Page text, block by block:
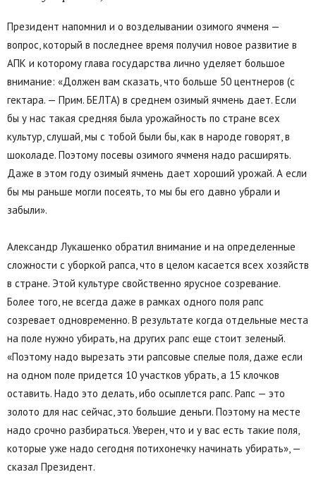
Президент напомнил и о возделывании озимого ячменя —
вопрос, который в последнее время получил новое развитие в
АПК и которому глава государства лично уделяет большое
внимание: «Должен вам сказать, что больше 50 центнеров (с
гектара. — Прим. БЕЛТА) в среднем озимый ячмень дает. Если
бы у нас такая средняя была урожайность по стране всех
культур, слушай, мы с тобой были бы, как в народе говорят, в
шоколаде. Поэтому посевы озимого ячменя надо расширять.
Даже в этом году озимый ячмень дает хороший урожай. А если
бы мы раньше могли посеять, то мы бы его давно убрали и
забыли».
Александр Лукашенко обратил внимание и на определенные
сложности с уборкой рапса, что в целом касается всех хозяйств
в стране. Этой культуре свойственно ярусное созревание.
Более того, не всегда даже в рамках одного поля рапс
созревает одновременно. В результате когда отдельные места
на поле нужно убирать, на других рапс еще стоит зеленый.
«Поэтому надо вырезать эти рапсовые спелые поля, даже если
на одном поле придется 10 участков убрать, а 15 клочков
оставить. Надо это делать, ибо осыплется рапс. Рапс — это
золото для нас сейчас, это большие деньги. Поэтому на месте
надо срочно разбираться. Уверен, что и у вас есть такие поля,
которые уже надо сегодня потихонечку начинать убирать», —
сказал Президент.